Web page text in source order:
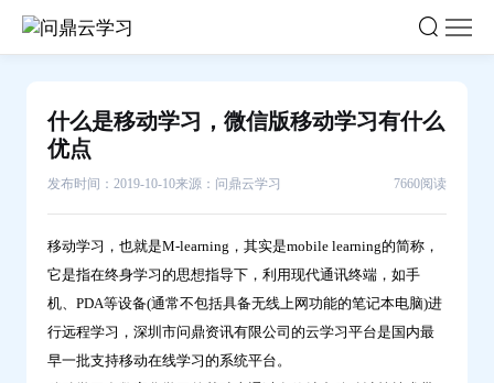
什么是移动学习，微信版移动学习有什么
优点
发布时间：2019-10-10来源：问鼎云学习 7660阅读
移动学习，也就是M-learning，其实是mobile learning的简称，
它是指在终身学习的思想指导下，利用现代通讯终端，如手
机、PDA等设备(通常不包括具备无线上网功能的笔记本电脑)进
行远程学习，深圳市问鼎资讯有限公司的云学习平台是国内最
早一批支持移动在线学习的系统平台。